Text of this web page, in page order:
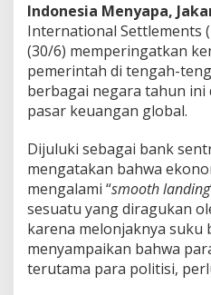
K
e
a
i
k
a
t
a
n
g
P
e
m
e
Indonesia Menyapa,
International Settlements
(30/6) memperingatkan
pemerintah di tengah-
berbagai negara tahun
pasar keuangan global.
Dijuluki sebagai bank
mengatakan bahwa
mengalami “smooth landing
sesuatu yang diragukan
karena melonjaknya suku
menyampaikan bahwa
terutama para politisi,